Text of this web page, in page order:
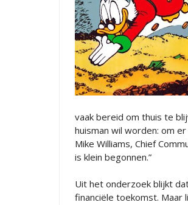
vaak bereid om thuis te
huisman wil worden: om
Mike Williams, Chief
is klein begonnen.”
Uit het onderzoek blijkt
financiële toekomst. Maar